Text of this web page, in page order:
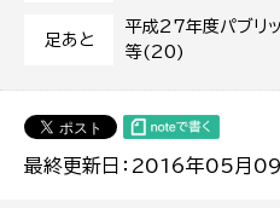
足あと
平成27年度パブリ
等(20)
最終更新日：2016年05月09